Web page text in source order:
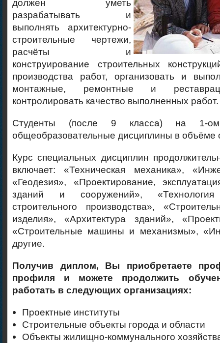
должен уметь
разрабатывать и
выполнять архитектурно-
строительные чертежи,
расчёты и
конструирование строительных
производства работ, организовать и
монтажные, ремонтные и
контролировать качество выполненных работ.
Студенты (после 9 класса) на 1-
общеобразовательные дисциплины в объёме
Курс специальных дисциплин
включает: «Техническая механика»,
«Геодезия», «Проектирование,
зданий и сооружений»,
строительного производства»,
изделия», «Архитектура зданий»,
«Строительные машины и механизмы»,
другие.
Получив диплом, Вы приобретаете
профиля и можете продолжить
работать в следующих организациях:
Проектные институты
Строительные объекты города и области
Объекты жилищно-коммунального